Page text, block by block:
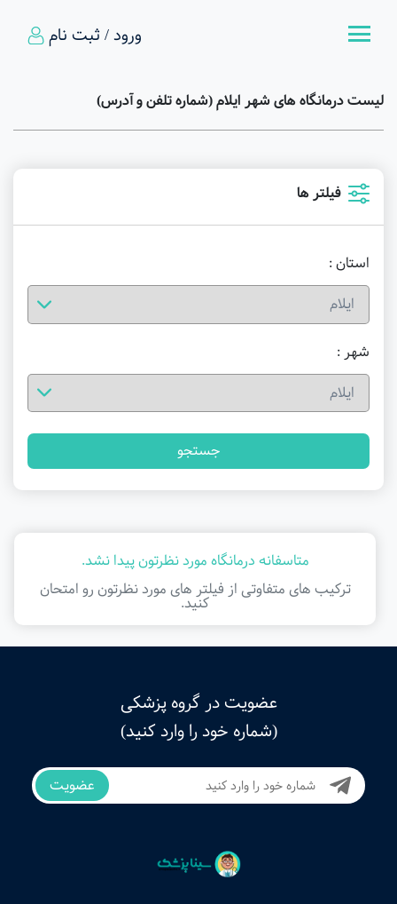
ورود / ثبت نام
لیست درمانگاه های شهر ایلام (شماره تلفن و آدرس)
فیلتر ها
استان :
شهر :
جستجو
متاسفانه درمانگاه مورد نظرتون پیدا نشد.
ترکیب های متفاوتی از فیلتر ‌های مورد نظرتون رو امتحان
کنید.
عضویت در گروه پزشکی
(شماره خود را وارد کنید)
عضویت